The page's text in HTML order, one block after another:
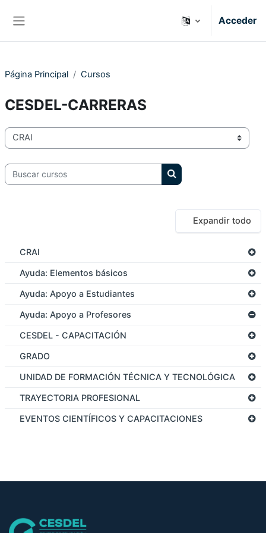
Acceder
Página Principal Cursos
CESDEL-CARRERAS
Categorías
Buscar cursos
Buscar cursos
Expandir todo
CRAI
Ayuda: Elementos básicos
Ayuda: Apoyo a Estudiantes
Ayuda: Apoyo a Profesores
CESDEL - CAPACITACIÓN
GRADO
UNIDAD DE FORMACIÓN TÉCNICA Y TECNOLÓGICA
TRAYECTORIA PROFESIONAL
EVENTOS CIENTÍFICOS Y CAPACITACIONES